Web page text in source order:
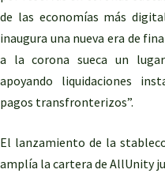
de las economías más
inaugura una nueva era de
a la corona sueca un
apoyando liquidaciones
pagos transfronterizos”.
El lanzamiento de la
amplía la cartera de AllUnity